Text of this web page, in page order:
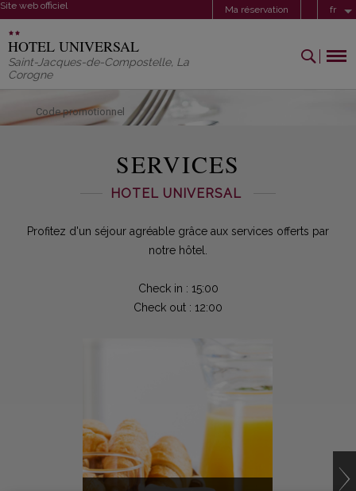
Site web officiel Ma réservation fr
HOTEL UNIVERSAL
Saint-Jacques-de-Compostelle, La
Corogne
Code promotionnel
SERVICES
HOTEL UNIVERSAL
Profitez d'un séjour agréable grâce aux services offerts par
notre hôtel.
Check in : 15:00
Check out : 12:00